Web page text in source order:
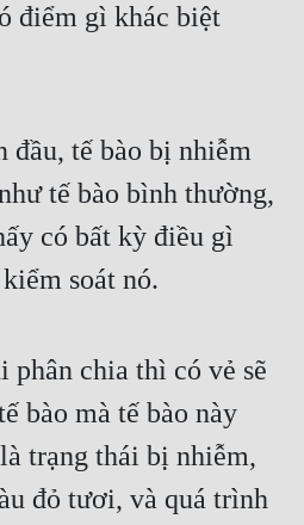
điểm gì khác biệt
đầu, tế bào bị nhiễm
tế bào bình thường,
có bất kỳ điều gì
soát nó.
phân chia thì có vẻ sẽ
bào mà tế bào này
trạng thái bị nhiễm,
đỏ tươi, và quá trình